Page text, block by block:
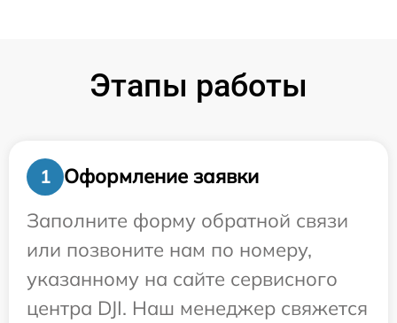
Этапы работы
1
Оформление заявки
Заполните форму обратной связи
или позвоните нам по номеру,
указанному на сайте сервисного
центра DJI. Наш менеджер свяжется